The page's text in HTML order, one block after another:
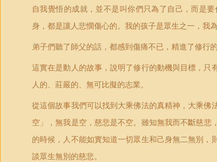
自我覺悟的成就，並不是叫你們只為了自己，而是
身，都是讓人悲憫傷心的。我的孩子是眾生之一，我
弟子們聽了師父的話，都感到傷痛不已，精進了修行
這實在是動人的故事，說明了修行的動機與目標，
人的、莊嚴的、無可比擬的志業。
從這個故事我們可以找到大乘佛法的真精神，大乘
空 」
，無我是空，慈悲是不空。雖知無我而不斷慈
的時候，人不能如實知道一切眾生和己身無二無別
談眾生無別的慈悲。